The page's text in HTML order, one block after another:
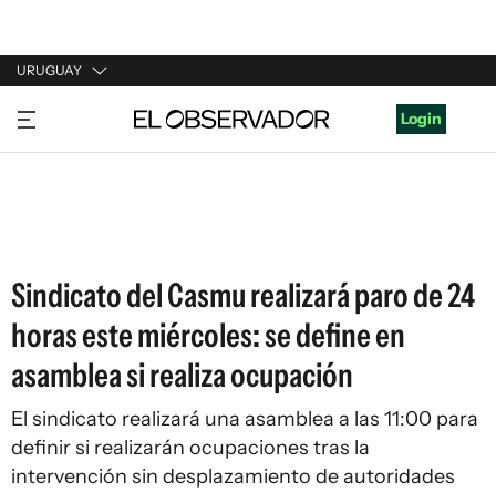
URUGUAY
URUGUAY
ARGENTINA
Login
Sindicato del Casmu realizará paro de 24
horas este miércoles: se define en
asamblea si realiza ocupación
El sindicato realizará una asamblea a las 11:00 para
definir si realizarán ocupaciones tras la
intervención sin desplazamiento de autoridades